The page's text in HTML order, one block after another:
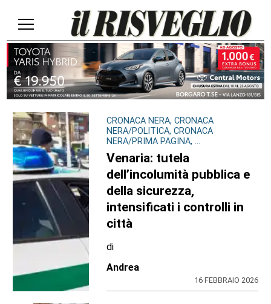
CRONACA NERA, CRONACA
NERA/POLITICA, CRONACA
NERA/PRIMA PAGINA, ...
Venaria: tutela
dell’incolumità pubblica e
della sicurezza,
intensificati i controlli in
città
di
Andrea
16 FEBBRAIO 2026